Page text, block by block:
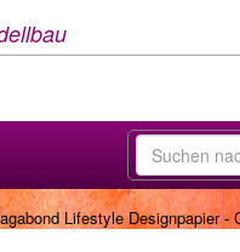
Lifestyle Designpapier -